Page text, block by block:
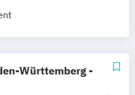
Kaiserslautern
Dresden
Ostfildern
Württemberg -